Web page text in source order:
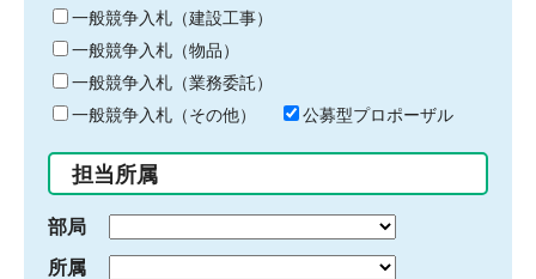
キ
ー
ワ
ー
ド
入
力
一般競争入札（建設工事）
一般競争入札（物品）
一般競争入札（業務委託）
一般競争入札（その他）
公募型プロポーザル
担当所属
部局
所属